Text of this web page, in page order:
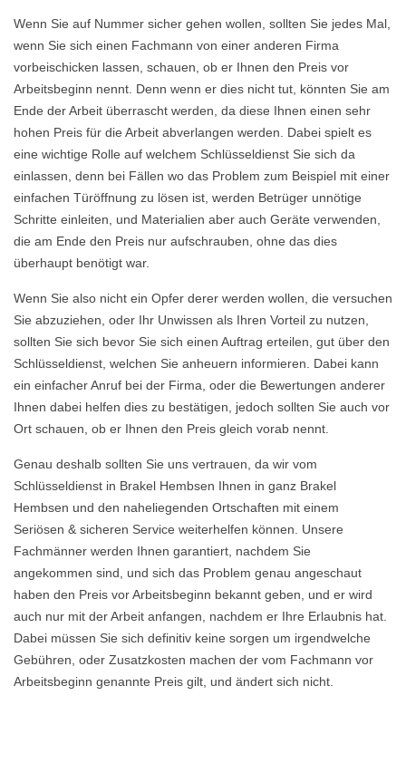
Wenn Sie auf Nummer sicher gehen wollen, sollten Sie jedes Mal,
wenn Sie sich einen Fachmann von einer anderen Firma
vorbeischicken lassen, schauen, ob er Ihnen den Preis vor
Arbeitsbeginn nennt. Denn wenn er dies nicht tut, könnten Sie am
Ende der Arbeit überrascht werden, da diese Ihnen einen sehr
hohen Preis für die Arbeit abverlangen werden. Dabei spielt es
eine wichtige Rolle auf welchem Schlüsseldienst Sie sich da
einlassen, denn bei Fällen wo das Problem zum Beispiel mit einer
einfachen Türöffnung zu lösen ist, werden Betrüger unnötige
Schritte einleiten, und Materialien aber auch Geräte verwenden,
die am Ende den Preis nur aufschrauben, ohne das dies
überhaupt benötigt war.
Wenn Sie also nicht ein Opfer derer werden wollen, die versuchen
Sie abzuziehen, oder Ihr Unwissen als Ihren Vorteil zu nutzen,
sollten Sie sich bevor Sie sich einen Auftrag erteilen, gut über den
Schlüsseldienst, welchen Sie anheuern informieren. Dabei kann
ein einfacher Anruf bei der Firma, oder die Bewertungen anderer
Ihnen dabei helfen dies zu bestätigen, jedoch sollten Sie auch vor
Ort schauen, ob er Ihnen den Preis gleich vorab nennt.
Genau deshalb sollten Sie uns vertrauen, da wir vom
Schlüsseldienst in Brakel Hembsen Ihnen in ganz Brakel
Hembsen und den naheliegenden Ortschaften mit einem
Seriösen & sicheren Service weiterhelfen können. Unsere
Fachmänner werden Ihnen garantiert, nachdem Sie
angekommen sind, und sich das Problem genau angeschaut
haben den Preis vor Arbeitsbeginn bekannt geben, und er wird
auch nur mit der Arbeit anfangen, nachdem er Ihre Erlaubnis hat.
Dabei müssen Sie sich definitiv keine sorgen um irgendwelche
Gebühren, oder Zusatzkosten machen der vom Fachmann vor
Arbeitsbeginn genannte Preis gilt, und ändert sich nicht.